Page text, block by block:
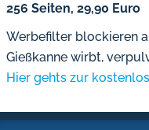
256 Seiten, 29,90 Euro
Werbefilter blockieren
Gießkanne wirbt,
Hier gehts zur